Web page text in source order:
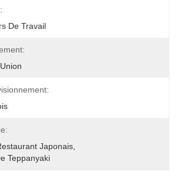
De Travail
Japonais
Teppanyaki